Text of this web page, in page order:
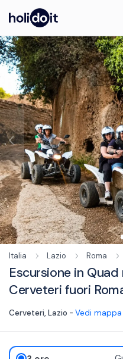
Italia Lazio Roma
Escursione in
Cerveteri fuori
Cerveteri, Lazio - Vedi mappa